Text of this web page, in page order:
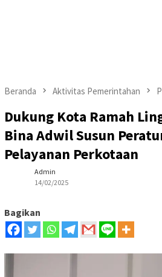
Beranda Aktivitas Pemerintahan
Dukung Kota Ramah
Bina Adwil Susun
Pelayanan Perkotaan
Admin
14/02/2025
Bagikan